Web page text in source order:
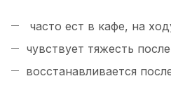
часто ест в кафе, на
чувствует тяжесть
восстанавливается